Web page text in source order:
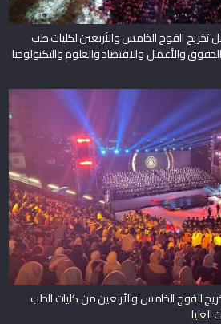
تخريج الفوج الخامس والأربعين لكليات طب
والأعمال والاقتصاد والعلوم والتكنولوجيا
الفوج الخامس والأربعين من كليات الطب